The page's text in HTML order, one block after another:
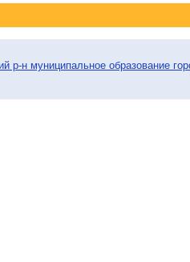
р-н муниципальное образование